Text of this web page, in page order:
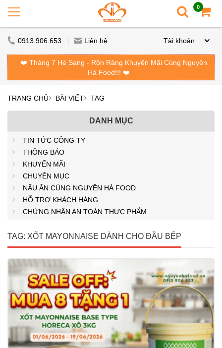
0
0913.906.653 Liên hệ Tài khoản
❤️ Tháng 7 Hè Sang - Rộn Ràng Khuyến Mãi Cùng Nguyên
Hà Food!!! ❤️
TRANG CHỦ BÀI VIẾT TAG
DANH MỤC
TIN TỨC CÔNG TY
THÔNG BÁO
KHUYẾN MÃI
CHUYÊN MỤC
NẤU ĂN CÙNG NGUYÊN HÀ FOOD
HỖ TRỢ KHÁCH HÀNG
CHỨNG NHẬN AN TOÀN THỰC PHẨM
TAG: XỐT MAYONNAISE DÀNH CHO ĐẦU BẾP